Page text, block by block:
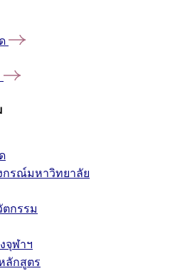
กรณ์มหาวิทยาลัย
ตกรรม
จุฬาฯ
ลักสูตร